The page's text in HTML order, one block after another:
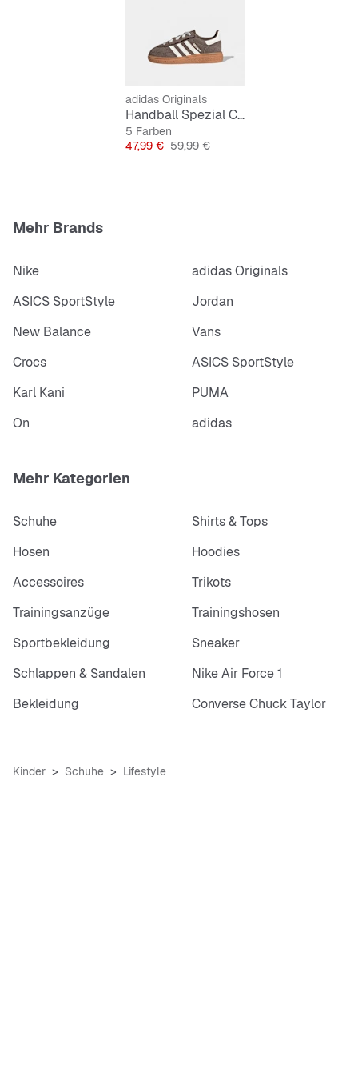
adidas Originals
Handball Spezial Comfort Closure Elastic Lace Kleinkinder
5 Farben
Preis
47,99 € Originalpreis
59,99 €
Mehr Brands
Nike
adidas Originals
ASICS SportStyle
Jordan
New Balance
Vans
Crocs
ASICS SportStyle
Karl Kani
PUMA
On
adidas
Mehr Kategorien
Schuhe
Shirts & Tops
Hosen
Hoodies
Accessoires
Trikots
Trainingsanzüge
Trainingshosen
Sportbekleidung
Sneaker
Schlappen & Sandalen
Nike Air Force 1
Bekleidung
Converse Chuck Taylor
Kinder Schuhe Lifestyle